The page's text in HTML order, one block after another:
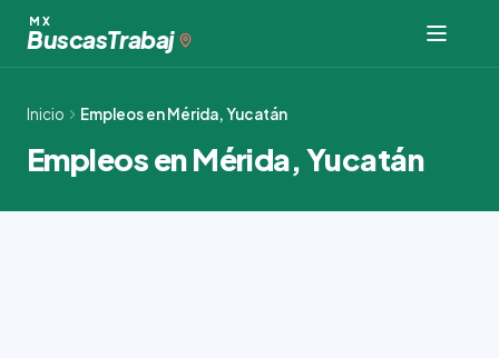
contenido
MX
BuscasTrabaj
Inicio Empleos en Mérida, Yucatán
Empleos en Mérida, Yucatán